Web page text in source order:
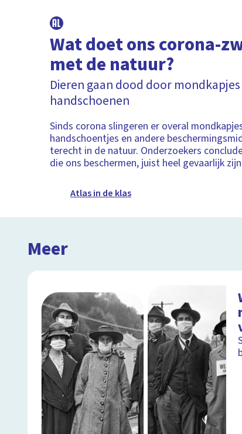
Wat doet ons corona-
met de natuur?
Dieren gaan dood door
handschoenen
Sinds corona slingeren er overal
handschoentjes en andere
terecht in de natuur. Onderzoekers
die ons beschermen, juist heel gevaarlijk
Atlas in de klas
Meer